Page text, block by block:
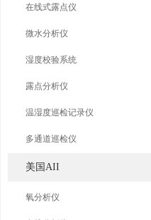
在线式露点仪
微水分析仪
湿度校验系统
露点分析仪
温湿度巡检记录仪
多通道巡检仪
美国AII
氧分析仪